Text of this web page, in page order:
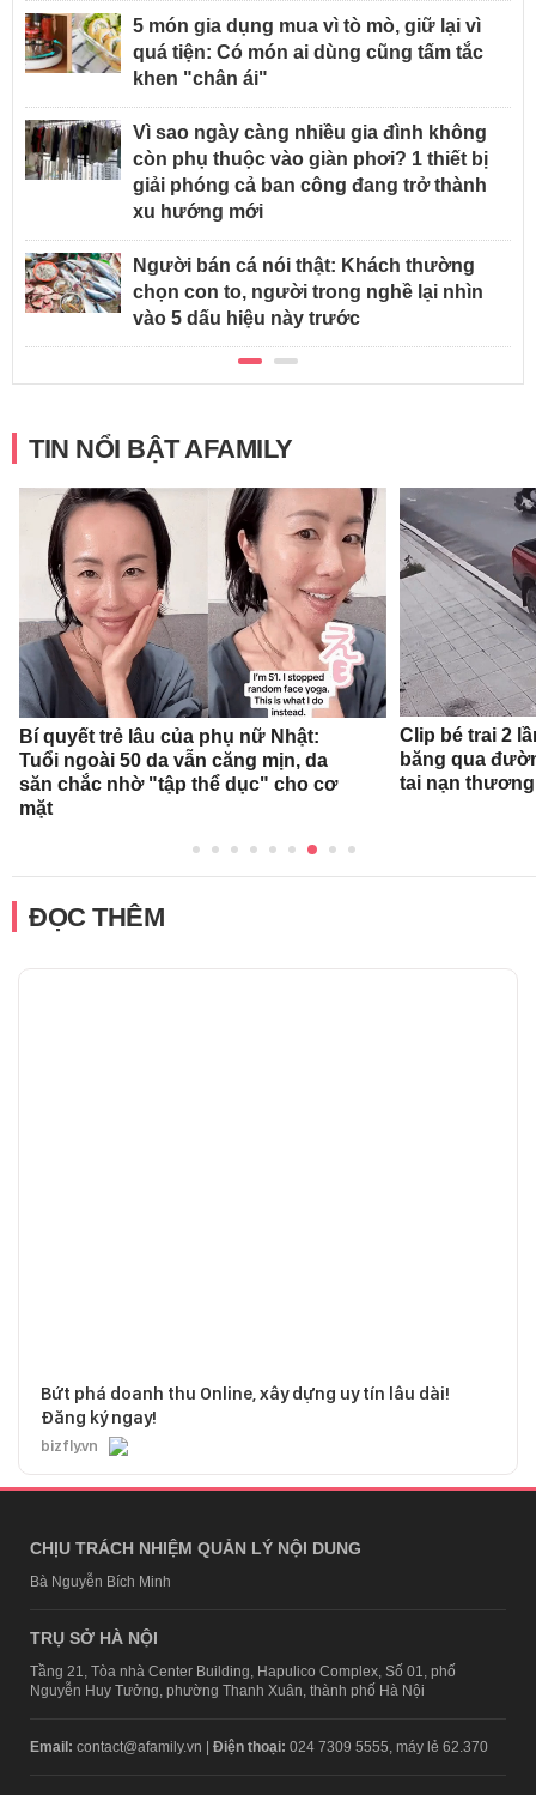
5 món gia dụng mua vì tò mò, giữ lại vì
quá tiện: Có món ai dùng cũng tấm tắc
khen "chân ái"
Vì sao ngày càng nhiều gia đình không
còn phụ thuộc vào giàn phơi? 1 thiết bị
giải phóng cả ban công đang trở thành
xu hướng mới
Người bán cá nói thật: Khách thường
chọn con to, người trong nghề lại nhìn
vào 5 dấu hiệu này trước
TIN NỔI BẬT AFAMILY
Bí quyết trẻ lâu của phụ nữ Nhật:
Tuổi ngoài 50 da vẫn căng mịn, da
săn chắc nhờ "tập thể dục" cho cơ
mặt
Clip bé trai 2
băng qua
tai nạn
ĐỌC THÊM
Bứt phá doanh thu Online, xây dựng uy tín lâu dài!
Đăng ký ngay!
bizfly.vn
CHỊU TRÁCH NHIỆM QUẢN LÝ NỘI DUNG
Bà Nguyễn Bích Minh
TRỤ SỞ HÀ NỘI
Tầng 21, Tòa nhà Center Building, Hapulico Complex, Số 01, phố
Nguyễn Huy Tưởng, phường Thanh Xuân, thành phố Hà Nội
Email: contact@afamily.vn | Điện thoại: 024 7309 5555, máy lẻ 62.370